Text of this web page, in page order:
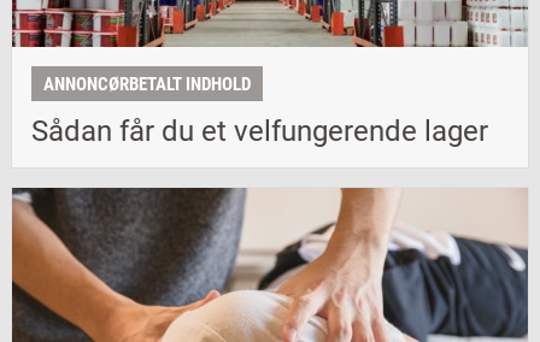
ANNONCØRBETALT INDHOLD
Sådan får du et velfungerende lager